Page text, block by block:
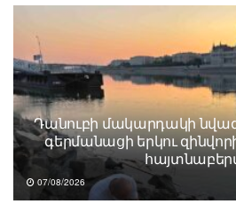
Դանուբի մակարդակի
գերմանացի երկու
07/08/2026